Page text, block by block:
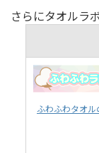
さらにタオルラ
ふわふわタオ